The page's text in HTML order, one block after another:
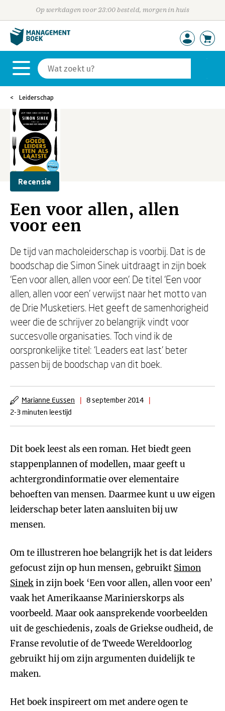
Op werkdagen voor 23:00 besteld, morgen in huis
Leiderschap
Recensie
Een voor allen, allen
voor een
De tijd van macholeiderschap is voorbij. Dat is de
boodschap die Simon Sinek uitdraagt in zijn boek
‘Een voor allen, allen voor een’. De titel ‘Een voor
allen, allen voor een’ verwijst naar het motto van
de Drie Musketiers. Het geeft de samenhorigheid
weer die de schrijver zo belangrijk vindt voor
succesvolle organisaties. Toch vind ik de
oorspronkelijke titel: ‘Leaders eat last’ beter
passen bij de boodschap van dit boek.
Marianne Eussen | 8 september 2014
|
2-3 minuten leestijd
Dit boek leest als een roman. Het biedt geen
stappenplannen of modellen, maar geeft u
achtergrondinformatie over elementaire
behoeften van mensen. Daarmee kunt u uw eigen
leiderschap beter laten aansluiten bij uw
mensen.
Om te illustreren hoe belangrijk het is dat leiders
gefocust zijn op hun mensen, gebruikt Simon
Sinekin zijn boek ‘Een voor allen, allen voor een’
vaak het Amerikaanse Marinierskorps als
voorbeeld. Maar ook aansprekende voorbeelden
uit de geschiedenis, zoals de Griekse oudheid, de
Franse revolutie of de Tweede Wereldoorlog
gebruikt hij om zijn argumenten duidelijk te
maken.
Het boek inspireert om met andere ogen te